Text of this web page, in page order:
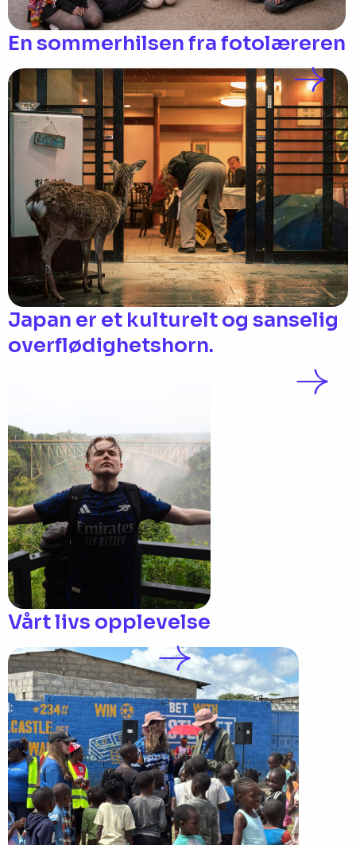
En sommerhilsen fra fotolæreren
Japan er et kulturelt og sanselig
overflødighetshorn.
Vårt livs opplevelse